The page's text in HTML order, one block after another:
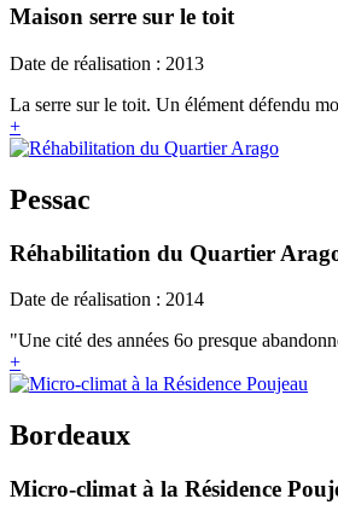
Maison serre sur le toit
Date de réalisation : 2013
La serre sur le toit. Un élément défendu
+
Pessac
Réhabilitation du Quartier
Date de réalisation : 2014
"Une cité des années 6o presque
+
Bordeaux
Micro-climat à la Résidence